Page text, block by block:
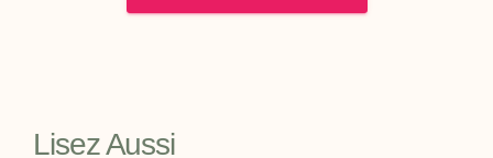
Lisez Aussi